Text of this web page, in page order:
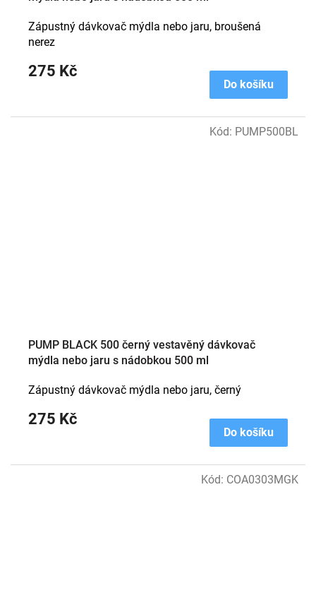
275 Kč
Do košíku
Zápustný dávkovač mýdla nebo jaru, broušená
nerez
PUMP BLACK 500 černý vestavěný dávkovač
mýdla nebo jaru s nádobkou 500 ml
275 Kč
Do košíku
Zápustný dávkovač mýdla nebo jaru, černý
Kód: PUMP500BL
Kód: COA0303MGK